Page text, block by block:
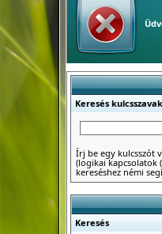
Keresés
Írj be egy kulcsszót
(logikai kapcsolatok
kereséshez némi
Keresés